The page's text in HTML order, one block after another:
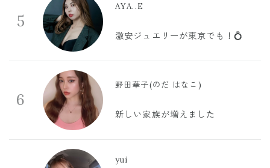
5
AYA..E
激安ジュエリーが東京でも！💍
6
野田華子(のだ はなこ)
新しい家族が増えました
yui